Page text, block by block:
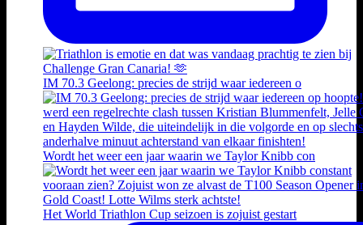
IM 70.3 Geelong: precies de strijd waar iedereen o
Wordt het weer een jaar waarin we Taylor Knibb con
Het World Triathlon Cup seizoen is zojuist gestart